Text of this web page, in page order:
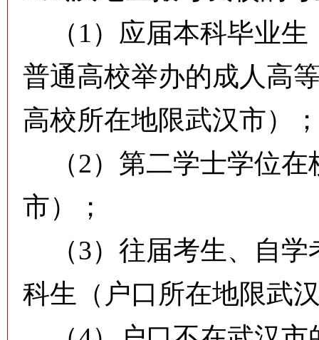
（1）应届本科毕业生
普通高校举办的成人高
高校所在地限武汉市）
（2）第二学士学位在
市）；
（3）往届考生、自学
科生（户口所在地限武